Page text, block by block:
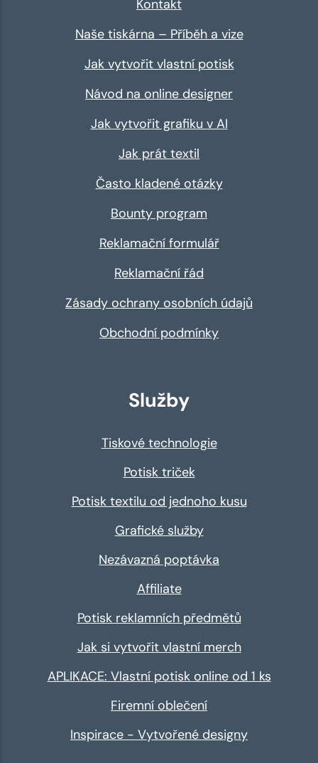
Kontakt
Naše tiskárna – Příběh a vize
Jak vytvořit vlastní potisk
Návod na online designer
Jak vytvořit grafiku v AI
Jak prát textil
Často kladené otázky
Bounty program
Reklamační formulář
Reklamační řád
Zásady ochrany osobních údajů
Obchodní podmínky
Služby
Tiskové technologie
Potisk triček
Potisk textilu od jednoho kusu
Grafické služby
Nezávazná poptávka
Affiliate
Potisk reklamních předmětů
Jak si vytvořit vlastní merch
APLIKACE: Vlastní potisk online od 1 ks
Firemní oblečení
Inspirace - Vytvořené designy